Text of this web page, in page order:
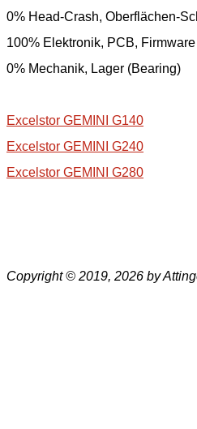
0% Head-Crash, Oberflächen-
100% Elektronik, PCB, Firmware
0% Mechanik, Lager (Bearing)
Excelstor GEMINI G140
Excelstor GEMINI G240
Excelstor GEMINI G280
Copyright © 2019, 2026 by